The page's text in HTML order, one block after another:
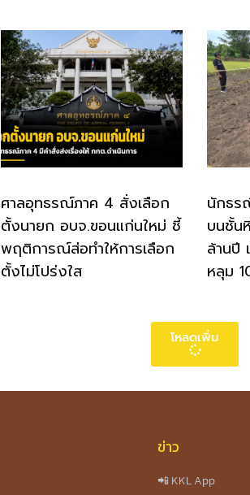
ศาลอุทธรณ์ภาค 4 สั่งเลือก
ตั้งนายก อบจ.ขอนแก่นใหม่ ชี้
พฤติการณ์ส่อทำให้การเลือก
ตั้งไม่โปร่งใส
นักธร
บนชั้น
ล้านปี
หลุม
โหลดเพิ่ม
ข่าว
📲 KKL App